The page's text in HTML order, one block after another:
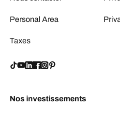
Personal Area
Taxes
Nos investissements